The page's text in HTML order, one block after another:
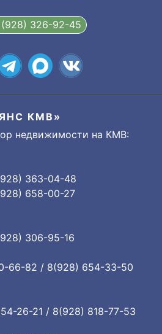
326-92-45
КМВ»
недвижимости на КМВ:
363-04-48
658-00-27
306-95-16
66-82 / 8(928) 654-33-50
26-21 / 8(928) 818-77-53